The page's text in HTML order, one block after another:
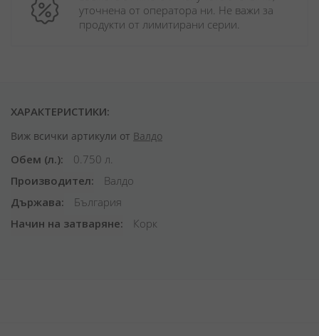
уточнена от оператора ни. Не важи за
продукти от лимитирани серии.
ХАРАКТЕРИСТИКИ:
Виж всички артикули от Валдо
Обем (л.)
0.750 л.
Производител
Валдо
Държава
България
Начин на затваряне
Корк